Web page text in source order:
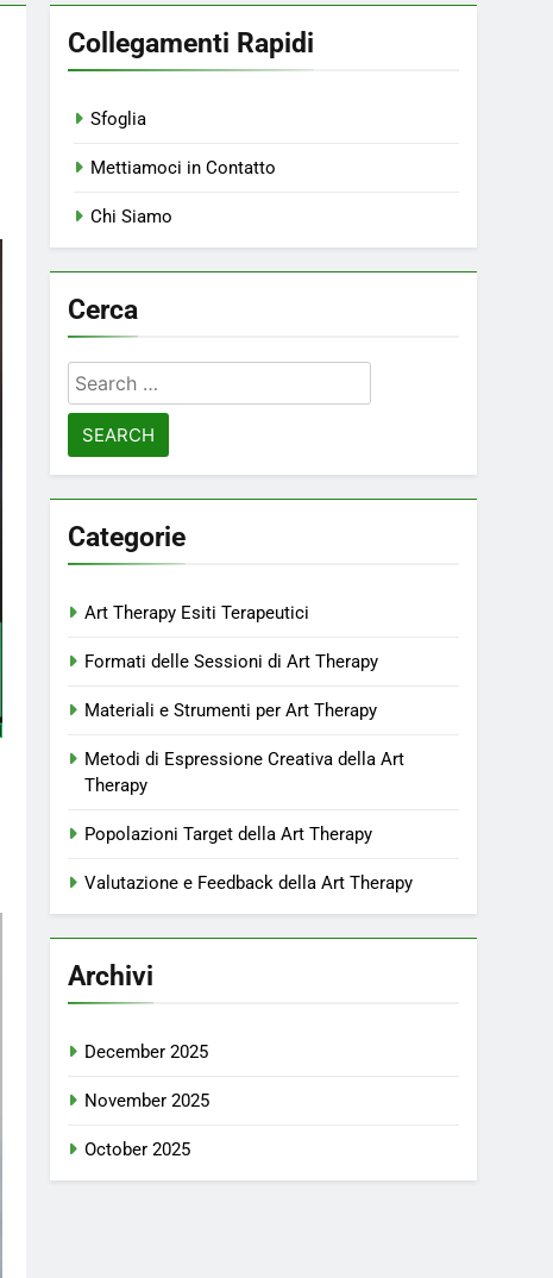
Collegamenti Rapidi
Sfoglia
Mettiamoci in Contatto
Chi Siamo
Cerca
Search
for:
Categorie
Art Therapy Esiti Terapeutici
Formati delle Sessioni di Art Therapy
Materiali e Strumenti per Art Therapy
Metodi di Espressione Creativa della Art
Therapy
Popolazioni Target della Art Therapy
Valutazione e Feedback della Art Therapy
Archivi
December 2025
November 2025
October 2025